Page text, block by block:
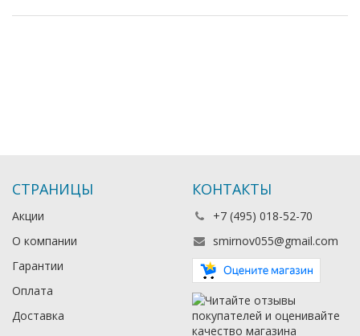
СТРАНИЦЫ
Акции
О компании
Гарантии
Оплата
Доставка
КОНТАКТЫ
+7 (495) 018-52-70
smirnov055@gmail.com